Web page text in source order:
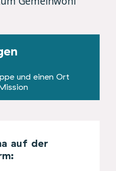
und einen Ort
auf der